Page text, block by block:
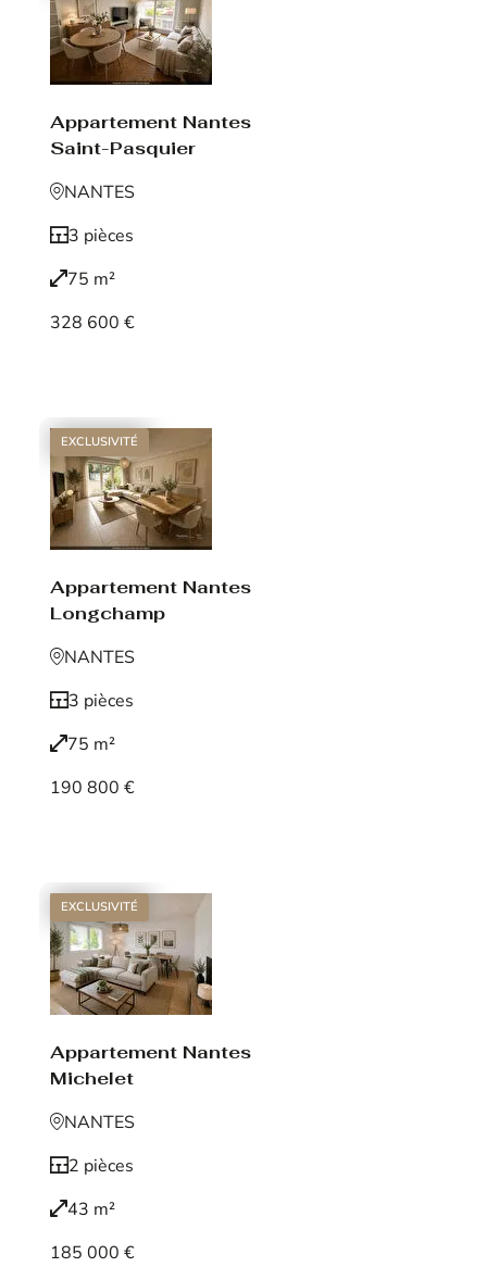
Appartement Nantes
Saint-Pasquier
NANTES
3 pièces
75 m²
328 600 €
EXCLUSIVITÉ
Appartement Nantes
Longchamp
NANTES
3 pièces
75 m²
190 800 €
EXCLUSIVITÉ
Appartement Nantes
Michelet
NANTES
2 pièces
43 m²
185 000 €